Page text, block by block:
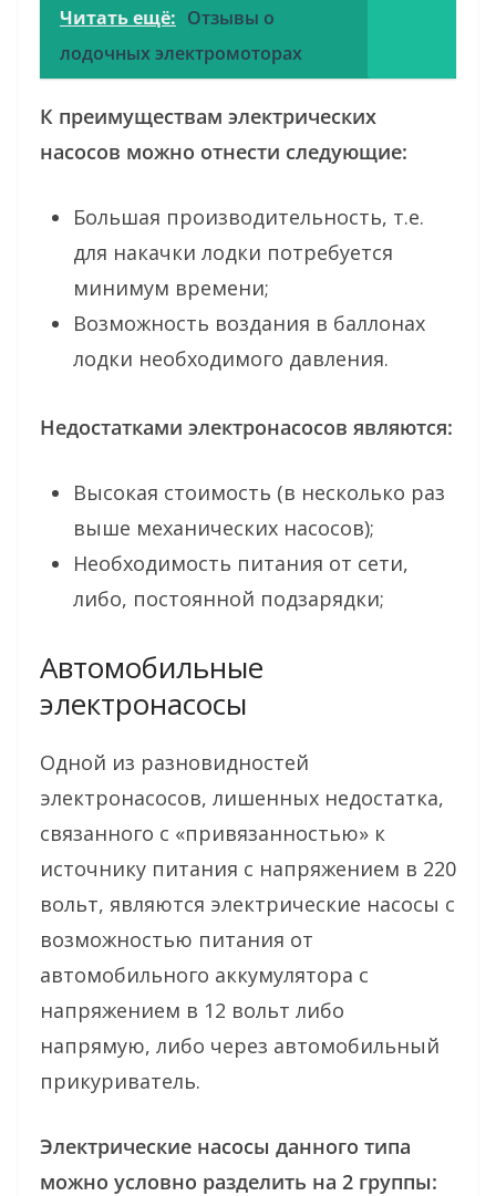
Читать ещё: Отзывы о
лодочных электромоторах
К преимуществам электрических
насосов можно отнести следующие:
Большая производительность, т.е.
для накачки лодки потребуется
минимум времени;
Возможность воздания в баллонах
лодки необходимого давления.
Недостатками электронасосов являются:
Высокая стоимость (в несколько раз
выше механических насосов);
Необходимость питания от сети,
либо, постоянной подзарядки;
Автомобильные
электронасосы
Одной из разновидностей
электронасосов, лишенных недостатка,
связанного с «привязанностью» к
источнику питания с напряжением в 220
вольт, являются электрические насосы с
возможностью питания от
автомобильного аккумулятора с
напряжением в 12 вольт либо
напрямую, либо через автомобильный
прикуриватель.
Электрические насосы данного типа
можно условно разделить на 2 группы: